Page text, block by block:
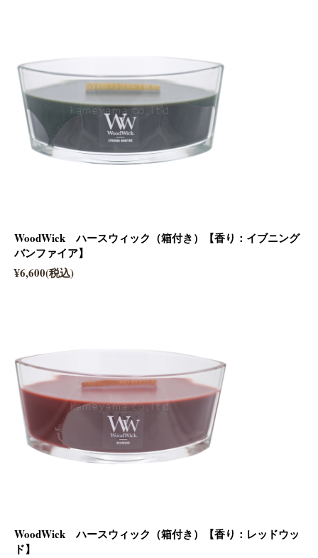
WoodWick ハースウィック（箱付き）【香り：イブニング
バンファイア】
¥6,600(税込)
WoodWick ハースウィック（箱付き）【香り：レッドウッ
ド】